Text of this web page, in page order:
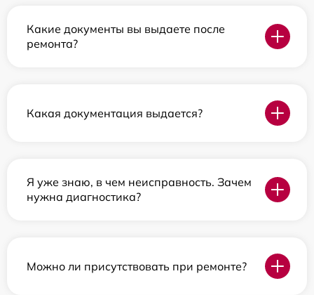
Какие документы вы выдаете после
ремонта?
Какая документация выдается?
Я уже знаю, в чем неисправность. Зачем
нужна диагностика?
Можно ли присутствовать при ремонте?